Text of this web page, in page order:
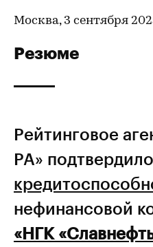
Москва, 3 сентября
Резюме
Рейтинговое
РА» подтвердило
нефинансовой
«НГК